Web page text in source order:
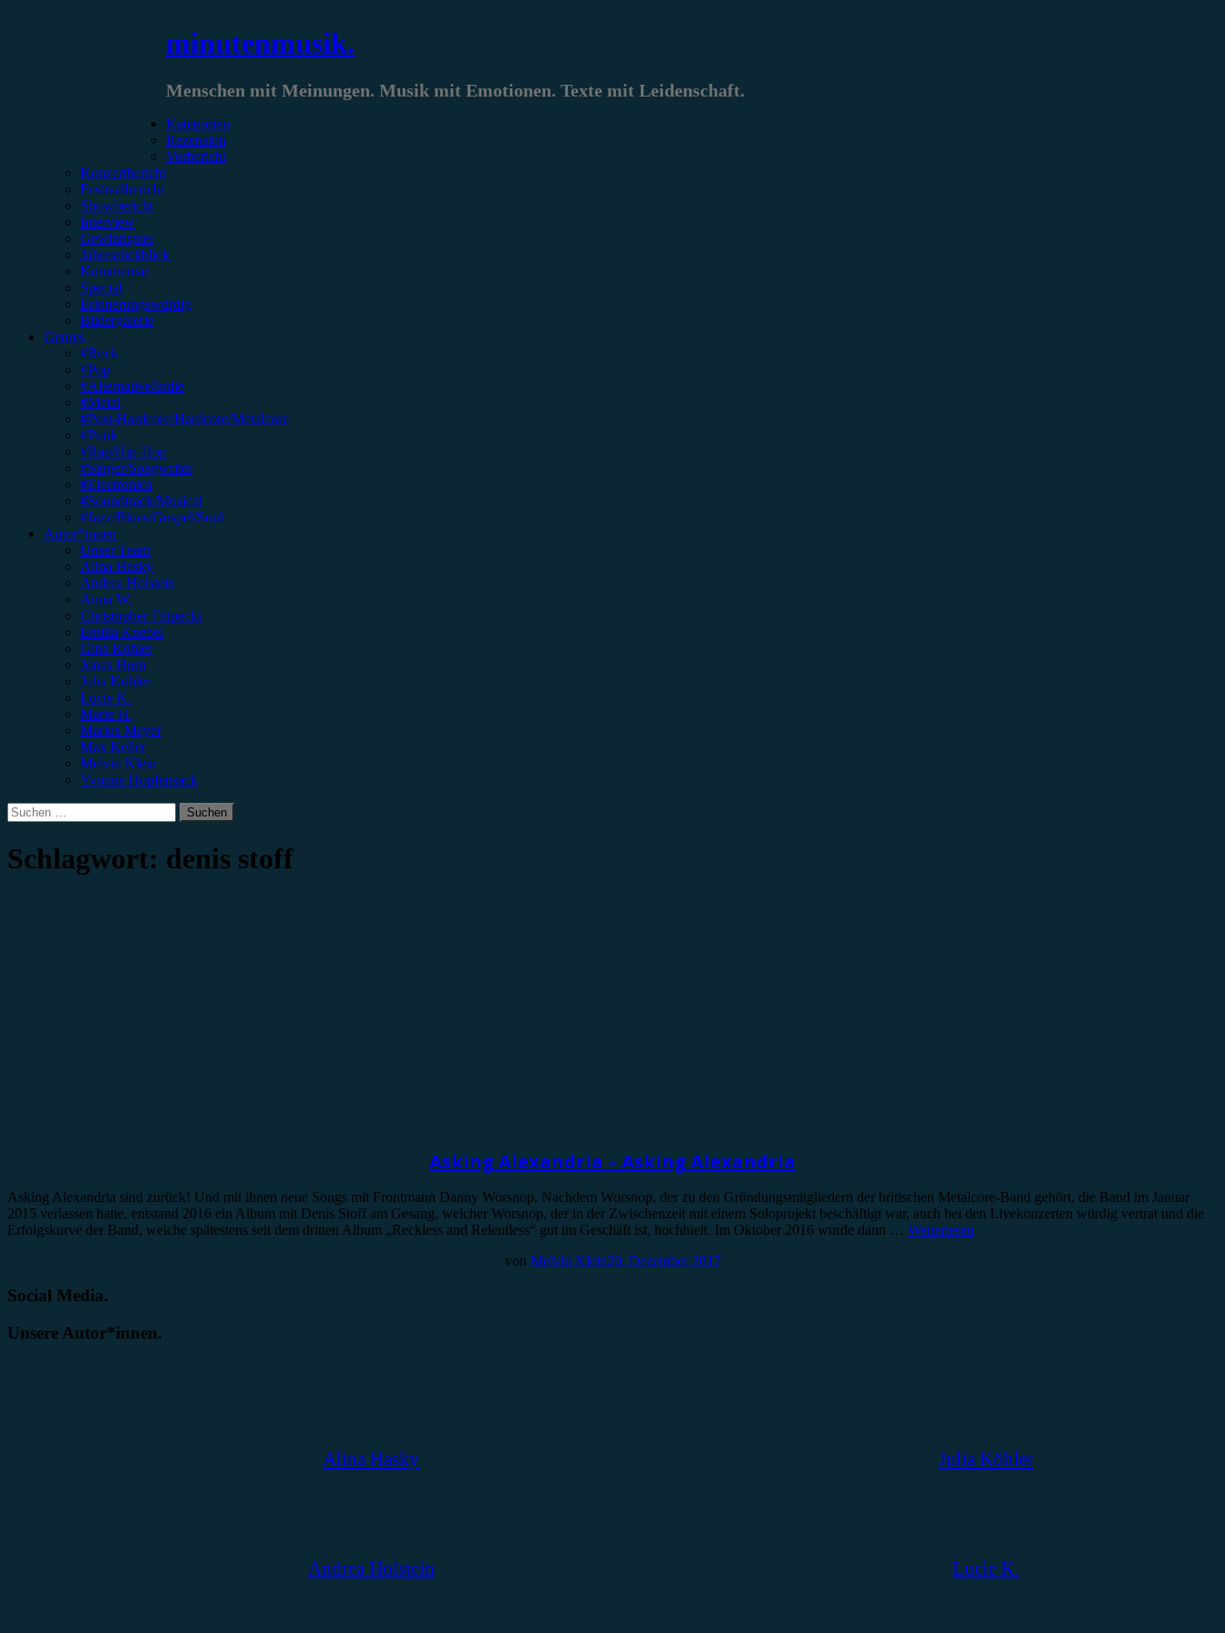
minutenmusik.
Menschen mit Meinungen. Musik mit Emotionen. Texte mit Leidenschaft.
Kategorien
Rezension
Vorbericht
Konzertbericht
Festivalbericht
Showbericht
Interview
Gewinnspiel
Jahresrückblick
Kommentar
Special
Erinnerungswürdig
Bildergalerie
Genres
#Rock
#Pop
#Alternative/Indie
#Metal
#Post-Hardcore/Hardcore/Metalcore
#Punk
#Rap/Hip-Hop
#Singer/Songwriter
#Electronica
#Soundtrack/Musical
#Jazz/Blues/Gospel/Soul
Autor*innen
Unser Team
Alina Hasky
Andrea Holstein
Anna W.
Christopher Filipecki
Emilia Knebel
Gina Köhler
Jonas Horn
Julia Köhler
Lucie K.
Marie H.
Marius Meyer
Max Keller
Melvin Klein
Yvonne Hopfensack
Suchen
nach:
Schlagwort: denis stoff
Asking Alexandria – Asking Alexandria
Asking Alexandria sind zurück! Und mit ihnen neue Songs mit Frontmann Danny Worsnop. Nachdem Worsnop, der zu den Gründungsmitgliedern der britischen Metalcore-Band gehört, die Band im Januar
2015 verlassen hatte, entstand 2016 ein Album mit Denis Stoff am Gesang, welcher Worsnop, der in der Zwischenzeit mit einem Soloprojekt beschäftigt war, auch bei den Livekonzerten würdig vertrat und die
Erfolgskurve der Band, welche spätestens seit dem dritten Album „Reckless and Relentless“ gut im Geschäft ist, hochhielt. Im Oktober 2016 wurde dann … Weiterlesen
von Melvin Klein20. Dezember 2017
Social Media.
Unsere Autor*innen.
Alina Hasky
Andrea Holstein
Julia Köhler
Lucie K.